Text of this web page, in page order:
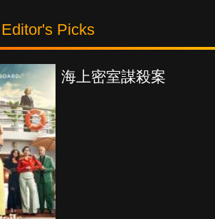
Editor's Picks
海上密室謀殺案